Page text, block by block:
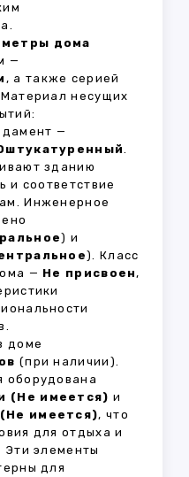
дома
—
, а также серией
несущих
—
.
зданию
и соответствие
Инженерное
) и
). Класс
— Не присвоен,
доме
(при наличии).
оборудована
(Не имеется) и
имеется), что
для отдыха и
Эти элементы
для